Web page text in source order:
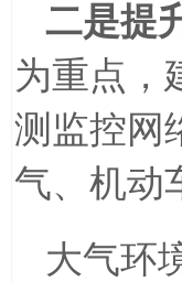
二是提
为重点，
测监控网
气、机动
大气环